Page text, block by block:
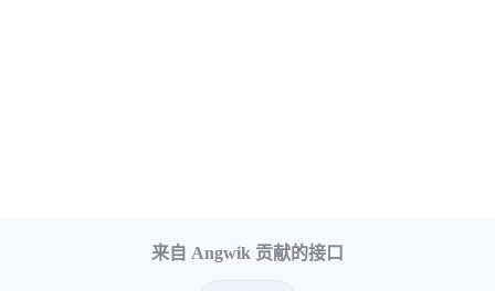
来自 Angwik 贡献的接口